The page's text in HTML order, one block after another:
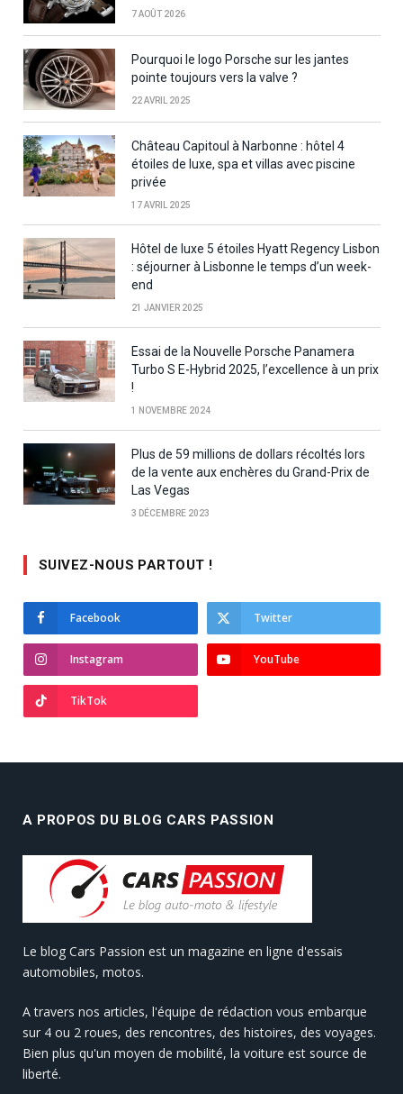
7 AOÛT 2026
Pourquoi le logo Porsche sur les jantes
pointe toujours vers la valve ?
22 AVRIL 2025
Château Capitoul à Narbonne : hôtel 4
étoiles de luxe, spa et villas avec piscine
privée
17 AVRIL 2025
Hôtel de luxe 5 étoiles Hyatt Regency Lisbon
: séjourner à Lisbonne le temps d’un week-
end
21 JANVIER 2025
Essai de la Nouvelle Porsche Panamera
Turbo S E-Hybrid 2025, l’excellence à un prix
!
1 NOVEMBRE 2024
Plus de 59 millions de dollars récoltés lors
de la vente aux enchères du Grand-Prix de
Las Vegas
3 DÉCEMBRE 2023
SUIVEZ-NOUS PARTOUT !
Facebook Twitter
Instagram YouTube
TikTok
A PROPOS DU BLOG CARS PASSION
Le blog Cars Passion est un magazine en ligne d'essais
automobiles, motos.
A travers nos articles, l'équipe de rédaction vous embarque
sur 4 ou 2 roues, des rencontres, des histoires, des voyages.
Bien plus qu'un moyen de mobilité, la voiture est source de
liberté.